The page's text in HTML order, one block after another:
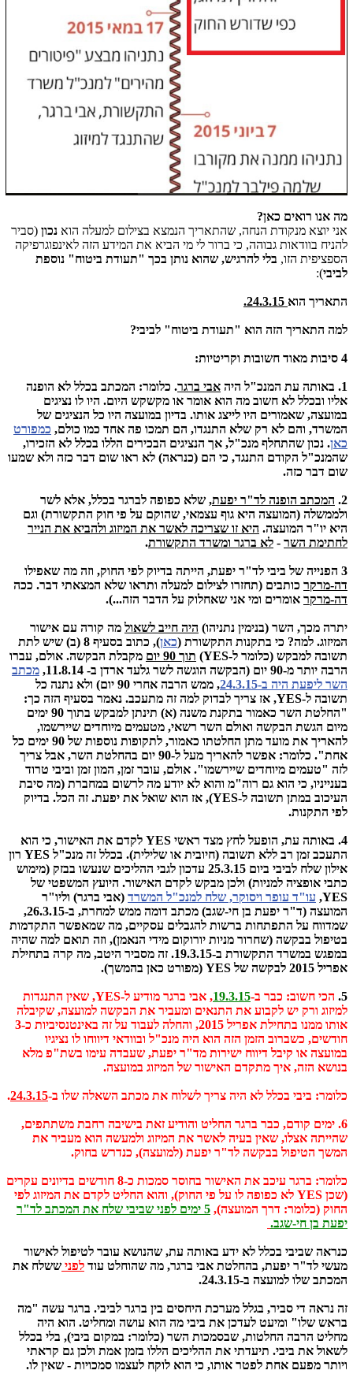
מה אנו רואים כאן?
אני יוצא מנקודת הנחה, שהתאריך הנמצא בצילום למעלה הוא נכון (סביר
להניח בוודאות גבוהה, כי ברור לי מי הביא את המידע הזה לאינפוגרפיקה
הספציפית הזו, בלי להרגיש, שהוא נותן בכך "תעודת ביטוח" נוספת
לביבי):
התאריך הוא
למה התאריך הזה הוא "תעודת ביטוח" לביבי?
4 סיבות מאוד חשובות וקריטיות:
1. באותה עת המנכ"ל היה אבי ברגר. כלומר: המכתב בכלל לא הופנה
אליו ובכלל לא חשוב מה הוא אומר או מקשקש היום. היו לו נציגים
במועצה, שאמורים היו לייצג אותו. בדיון במועצה היו כל הנציגים של
המשרד, והם לא רק שלא התנגדו, הם תמכו פה אחד כמו כולם, כמפורט
כאן. נכון שהתחלף מנכ"ל, אך הנציגים הבכירים הללו בכלל לא הזכירו,
שהמנכ"ל הקודם התנגד, כי הם (כנראה) לא ראו שום דבר כזה ולא שמעו
שום דבר כזה.
2. המכתב הופנה לד"ר יפעת, שלא כפופה לברגר בכלל, אלא לשר
ולממשלה (המועצה היא גוף עצמאי, שהוקם על פי חוק התקשורת) וגם
היא יו"ר המועצה. היא זו שצריכה לאשר את המיזוג ולהביא את הנייר
לחתימת השר - לא ברגר ומשרד התקשורת.
3 הפנייה של ביבי לד"ר יפעת, הייתה בדיוק לפי החוק, וזה מה שאפילו
דה-מרקר כותבים (תחזרו לצילום למעלה ותראו שלא המצאתי דבר. ככה
דה-מרקר אומרים ומי אני שאחלוק על הדבר הזה...).
יתרה מכך, השר (בנימין נתניהו) היה חייב לשאול מה קורה עם אישור
המיזוג. למה? כי בתקנות התקשורת (כאן
), כתוב בסעיף 8 (ב) שיש לתת
תשובה למבקש (כלומר ל-YES)
תוך 90 יום
מקבלת הבקשה. אולם, עברו
הרבה יותר מ-90 יום (הבקשה הוגשה לשר גלעד ארדן ב- 11.8.14,
מכתב
השר ליפעת היה ב-24.3.15
, ממש הרבה אחרי 90 יום) ולא נתנה כל
תשובה ל-YES, אז צריך לבדוק למה זה מתעכב. נאמר בסעיף הזה כך:
"החלטת השר כאמור בתקנת משנה (א) תינתן למבקש בתוך 90 ימים
מיום הגשת הבקשה ואולם השר רשאי, מטעמים מיוחדים שיירשמו,
להאריך את מועד מתן החלטתו כאמור, לתקופות נוספות של 90 ימים כל
אחת". כלומר: אפשר להאריך מעל ל-90 יום בהחלטת השר, אבל צריך
לזה "טעמים מיוחדים שיירשמו". אולם, עובר זמן, המון זמן וביבי טרוד
בענייניו, כי הוא גם רוה"מ והוא לא יודע מה לרשום במחברת (מה סיבת
העיכוב במתן תשובה ל-YES), אז הוא שואל את יפעת. זה הכל. בדיוק
לפי התקנות.
4. באותה עת, הופעל לחץ מצד ראשי YES לקדם את האישור, כי הוא
התעכב זמן רב ללא תשובה (חיובית או שלילית). בכלל זה מנכ"ל YES רון
אילון שלח לביבי ביום 25.3.15 עדכון לגבי ההליכים שנעשו בבזק (מימוש
כתבי אופציה למניות) ולכן מבקש לקדם האישור. היועץ המשפטי של
YES, עו"ד עופר ויסוקר, שלח למנכ"ל המשרד (אבי ברגר) וליו"ר
המועצה (ד"ר יפעת בן חי-שגב) מכתב דומה ממש למחרת, ב-26.3.15,
שמדווח על התפתחות ברשות להגבלים עסקיים, מה שמאפשר התקדמות
בטיפול בבקשה (שחרור מניות יורוקום מידי הנאמן), וזה תואם למה שהיה
במפגש במשרד התקשורת ב-19.3.15. זה מסביר היטב, מה קרה בתחילת
אפריל 2015 לבקשה של YES (מפורט כאן בהמשך).
5. הכי חשוב: כבר ב-19.3.15
, אבי ברגר מודיע ל-YES, שאין התנגדות
למיזוג ורק יש לקבוע את התנאים ומעביר את הבקשה למועצה, שקיבלה
אותו ממנו בתחילת אפריל 2015, והחלה לעבוד על זה באינטנסיביות כ-3
חודשים, כשברוב הזמן הזה הוא היה מנכ"ל ובוודאי דיווחו לו נציגיו
במועצה או קיבל דיווח ישירות מד"ר יפעת, שעבדה עימו בשת"פ מלא
בנושא הזה, איך מתקדם האישור של המיזוג במועצה.
כלומר: ביבי בכלל לא היה צריך לשלוח את מכתב השאלה שלו ב-24.3.15
.
6. ימים קודם, כבר ברגר החליט והודיע זאת בישיבה רחבת משתתפים,
שהייתה אצלו, שאין בעיה לאשר את המיזוג ולמעשה הוא מעביר את
המשך הטיפול בבקשה לד"ר יפעת (למועצה), כנדרש בחוק.
כלומר: ברגר עיכב את האישור בחוסר סמכות כ-8 חודשים בדיונים עקרים
(שכן YES לא כפופה לו על פי החוק), והוא החליט לקדם את המיזוג לפי
החוק (כלומר: דרך המועצה),
5 ימים לפני שביבי שלח את המכתב לד"ר
יפעת בן חי-שגב.
כנראה שביבי בכלל לא ידע באותה עת, שהנושא עובר לטיפול לאישור
מעשי לד"ר יפעת, בהחלטת אבי ברגר, מה שהוחלט עוד לפני ששלח את
המכתב שלו למועצה ב-24.3.15.
זה נראה די סביר, בגלל מערכת היחסים בין ברגר לביבי. ברגר עשה "מה
בראש שלו" ומיעט לעדכן את ביבי מה הוא עושה ומחליט. הוא היה
מחליט הרבה החלטות, שבסמכות השר (כלומר: במקום ביבי), בלי בכלל
לשאול את ביבי. תיעדתי את ההליכים הללו בזמן אמת ולכן גם קראתי
ויותר מפעם אחת לפטר אותו, כי הוא לוקח לעצמו סמכויות - שאין לו.